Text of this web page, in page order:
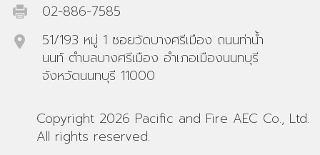
02-886-7585
51/193 หมู่ 1 ซอยวัดบางศรีเมือง ถนนท่าน้ำ
นนท์ ตำบลบางศรีเมือง อำเภอเมืองนนทบุรี
จังหวัดนนทบุรี 11000
Copyright 2026 Pacific and Fire AEC Co., Ltd.
All rights reserved.